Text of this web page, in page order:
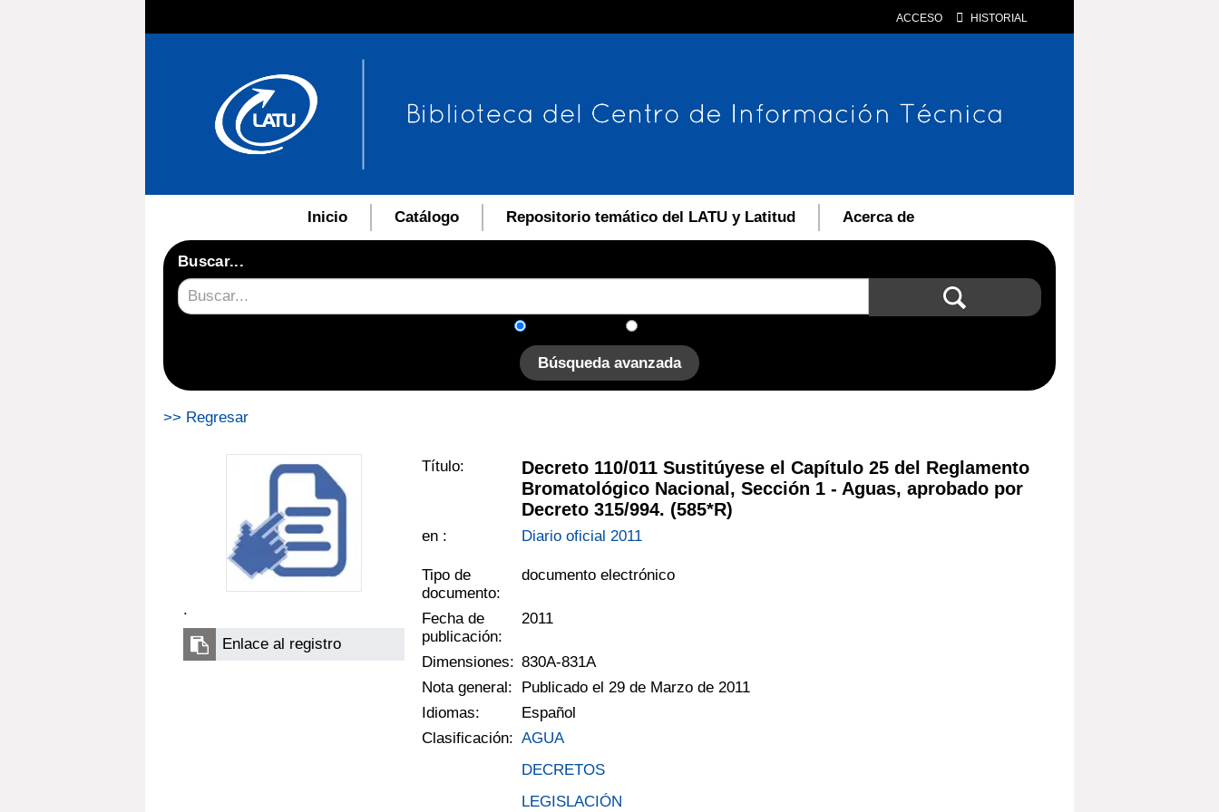
ACCESO HISTORIAL
Inicio Catálogo Repositorio temático del LATU y Latitud Acerca de
Buscar...
Búsqueda avanzada
>> Regresar
.
Enlace al registro
Título:
Decreto 110/011 Sustitúyese el Capítulo 25 del Reglamento
Bromatológico Nacional, Sección 1 - Aguas, aprobado por
Decreto 315/994. (585*R)
en : Diario oficial 2011
Tipo de
documento:
documento electrónico
Fecha de
publicación:
2011
Dimensiones: 830A-831A
Nota general:
Publicado el 29 de Marzo de 2011
Idiomas:
Español
Clasificación: AGUA
DECRETOS
LEGISLACIÓN